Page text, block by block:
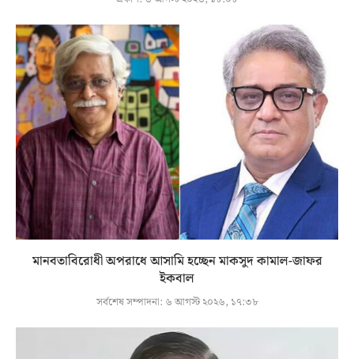
মানবতাবিরোধী অপরাধে আসামি হচ্ছেন মাকসুদ কামাল-জাফর
ইকবাল
সর্বশেষ সম্পাদনা: ৬ আগস্ট ২০২৬, ১৭:৩৮